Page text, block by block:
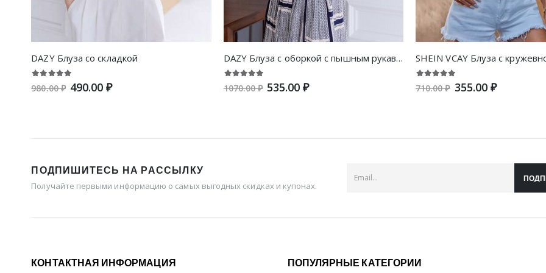
DAZY Блуза со складкой
980.00 ₽ 490.00 ₽
DAZY Блуза с оборкой с пышным рукавом
1070.00 ₽ 535.00 ₽ 710.00 ₽ 355.00 ₽
ПОДПИШИТЕСЬ НА РАССЫЛКУ
Получайте первыми информацию о самых выгодных скидках и купонах.
КОНТАКТНАЯ ИНФОРМАЦИЯ ПОПУЛЯРНЫЕ КАТЕГОРИИ